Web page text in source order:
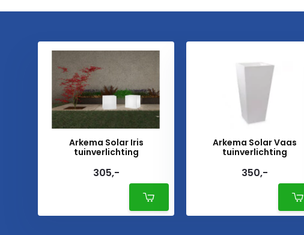
Arkema Solar Iris
tuinverlichting
305,-
Arkema Solar Vaas
tuinverlichting
350,-